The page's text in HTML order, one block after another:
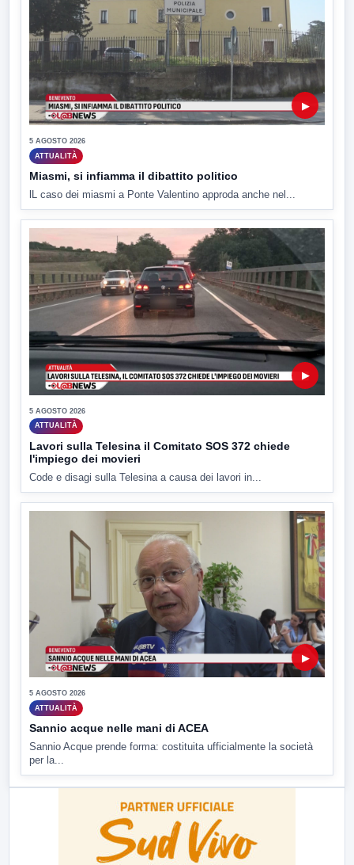
▶
5 AGOSTO 2026
ATTUALITÀ
Miasmi, si infiamma il dibattito politico
lL caso dei miasmi a Ponte Valentino approda anche nel...
▶
5 AGOSTO 2026
ATTUALITÀ
Lavori sulla Telesina il Comitato SOS 372 chiede
l'impiego dei movieri
Code e disagi sulla Telesina a causa dei lavori in...
▶
5 AGOSTO 2026
ATTUALITÀ
Sannio acque nelle mani di ACEA
Sannio Acque prende forma: costituita ufficialmente la società
per la...